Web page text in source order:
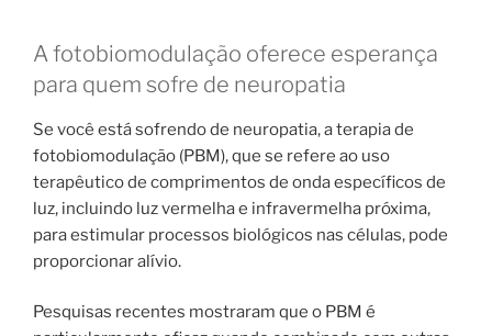
A fotobiomodulação oferece esperança
para quem sofre de neuropatia
Se você está sofrendo de neuropatia, a terapia de
fotobiomodulação (PBM), que se refere ao uso
terapêutico de comprimentos de onda específicos de
luz, incluindo luz vermelha e infravermelha próxima,
para estimular processos biológicos nas células, pode
proporcionar alívio.
Pesquisas recentes mostraram que o PBM é